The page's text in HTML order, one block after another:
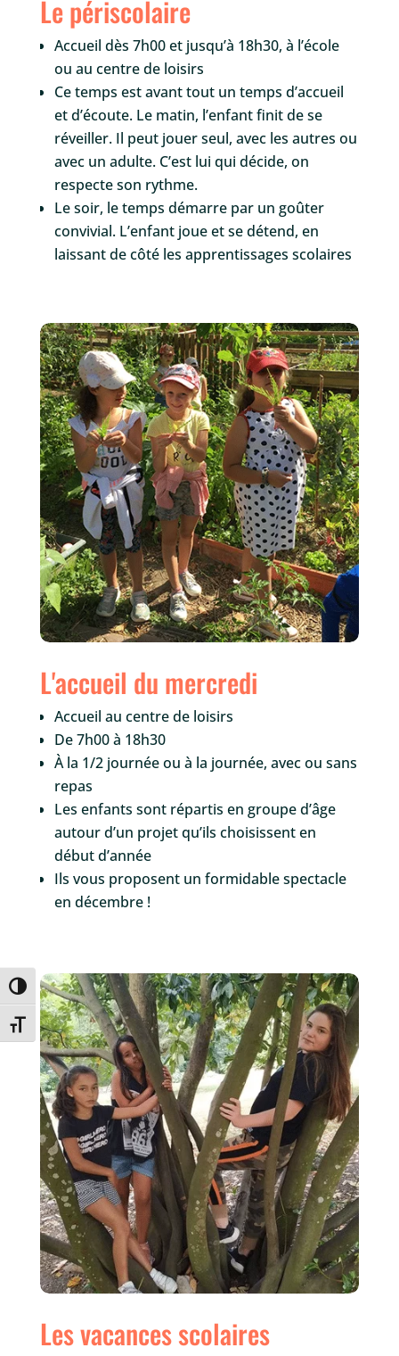
Passer en contraste élevé
Changer la taille de la police
Le périscolaire
Accueil dès 7h00 et jusqu’à 18h30, à l’école
ou au centre de loisirs
Ce temps est avant tout un temps d’accueil
et d’écoute. Le matin, l’enfant finit de se
réveiller. Il peut jouer seul, avec les autres ou
avec un adulte. C’est lui qui décide, on
respecte son rythme.
Le soir, le temps démarre par un goûter
convivial. L’enfant joue et se détend, en
laissant de côté les apprentissages scolaires
L'accueil du mercredi
Accueil au centre de loisirs
De 7h00 à 18h30
À la 1/2 journée ou à la journée, avec ou sans
repas
Les enfants sont répartis en groupe d’âge
autour d’un projet qu’ils choisissent en
début d’année
Ils vous proposent un formidable spectacle
en décembre !
Les vacances scolaires